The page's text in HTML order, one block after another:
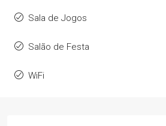
Sala de Jogos
Salão de Festa
WiFi